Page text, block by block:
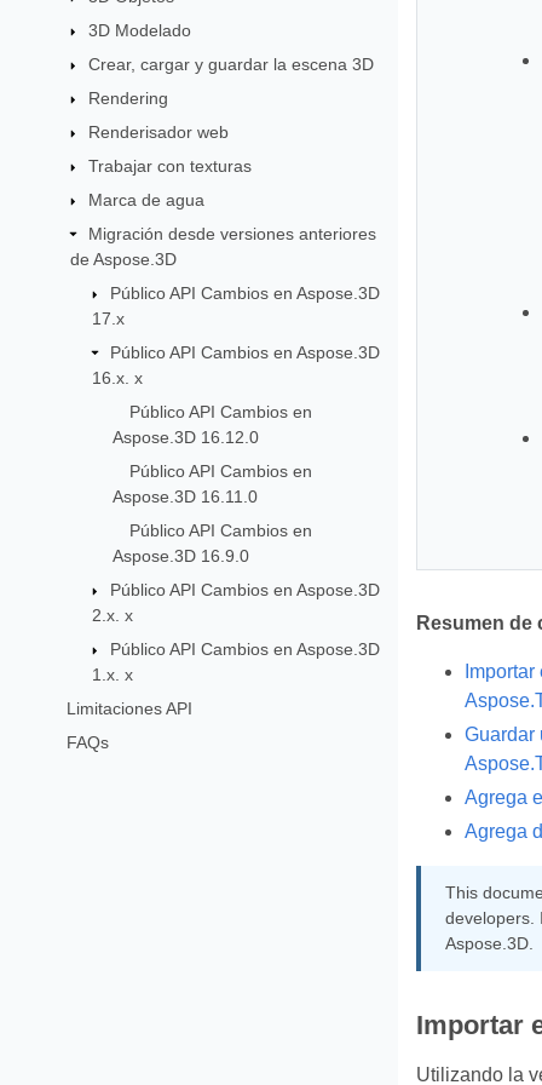
3D Modelado
Crear, cargar y guardar la escena 3D
Rendering
Renderisador web
Trabajar con texturas
Marca de agua
Migración desde versiones anteriores
de Aspose.3D
Público API Cambios en Aspose.3D
17.x
Público API Cambios en Aspose.3D
16.x. x
Público API Cambios en
Aspose.3D 16.12.0
Público API Cambios en
Aspose.3D 16.11.0
Público API Cambios en
Aspose.3D 16.9.0
Público API Cambios en Aspose.3D
2.x. x
Público API Cambios en Aspose.3D
1.x. x
Limitaciones API
FAQs
Resumen de
Guardar
Agrega
Agrega
This
developers.
Aspose.3D.
Importar
Utilizando la